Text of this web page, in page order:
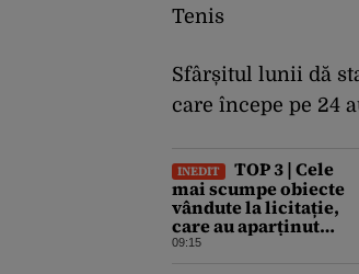
Tenis
Sfârșitul lunii dă
care începe pe 24
INEDIT
TOP 3 | Cele
mai scumpe obiecte
vândute la licitație,
care au aparținut
familiei Ceaușescu
09:15